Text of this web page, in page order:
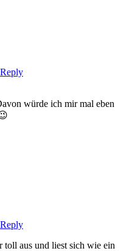
Reply
würde ich mir mal eben
Reply
toll aus und liest sich wie ein